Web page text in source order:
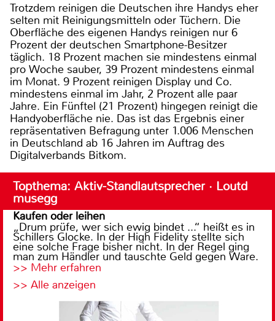
Trotzdem reinigen die Deutschen ihre Handys eher
selten mit Reinigungsmitteln oder Tüchern. Die
Oberfläche des eigenen Handys reinigen nur 6
Prozent der deutschen Smartphone-Besitzer
täglich. 18 Prozent machen sie mindestens einmal
pro Woche sauber, 39 Prozent mindestens einmal
im Monat. 9 Prozent reinigen Display und Co.
mindestens einmal im Jahr, 2 Prozent alle paar
Jahre. Ein Fünftel (21 Prozent) hingegen reinigt die
Handyoberfläche nie. Das ist das Ergebnis einer
repräsentativen Befragung unter 1.006 Menschen
in Deutschland ab 16 Jahren im Auftrag des
Digitalverbands Bitkom.
Topthema: Aktiv-Standlautsprecher · Loutd
musegg
Kaufen oder leihen
„Drum prüfe, wer sich ewig bindet ...“ heißt es in
Schillers Glocke. In der High Fidelity stellte sich
eine solche Frage bisher nicht. In der Regel ging
man zum Händler und tauschte Geld gegen Ware.
>> Mehr erfahren
>> Alle anzeigen